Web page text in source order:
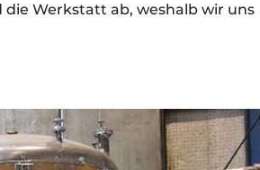
die Werkstatt ab, weshalb wir uns